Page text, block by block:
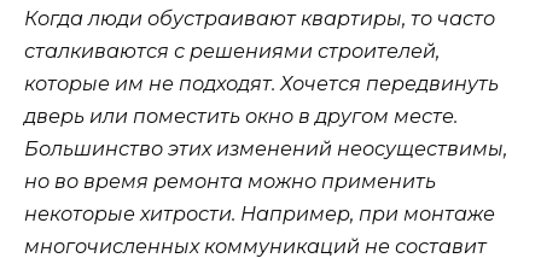
Когда люди обустраивают квартиры, то часто
сталкиваются с решениями строителей,
которые им не подходят. Хочется передвинуть
дверь или поместить окно в другом месте.
Большинство этих изменений неосуществимы,
но во время ремонта можно применить
некоторые хитрости. Например, при монтаже
многочисленных коммуникаций не составит